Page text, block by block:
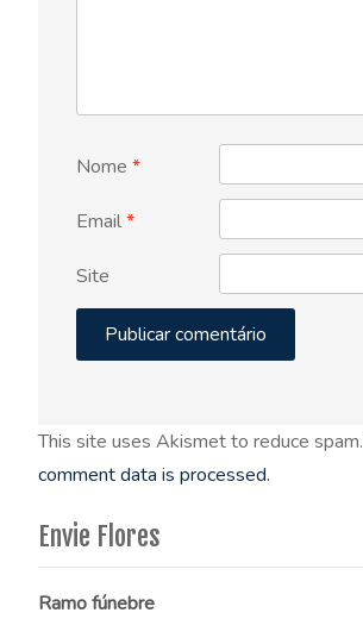
Nome *
Email*
Site
This site uses Akismet to reduce spam.
comment data is processed.
Envie Flores
Ramo fúnebre